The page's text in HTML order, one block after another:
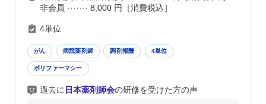
非会員 ······· 8,000 円［消費税込］
4単位
がん 病院薬剤師 調剤報酬 4単位
ポリファーマシー
過去に 日本薬剤師会の研修を受けた方の声